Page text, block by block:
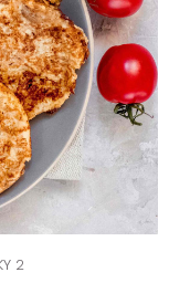
2